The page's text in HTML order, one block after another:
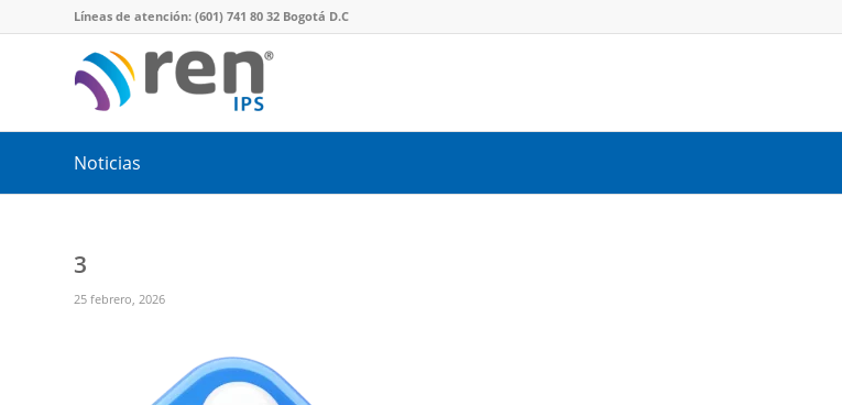
Líneas de atención: (601) 741 80 32 Bogotá D.C
Noticias
3
25 febrero, 2026